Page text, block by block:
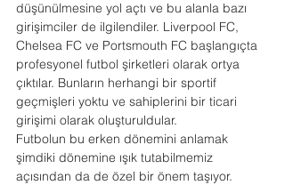
düşünülmesine yol açtı ve bu alanla bazı
girişimciler de ilgilendiler. Liverpool FC,
Chelsea FC ve Portsmouth FC başlangıçta
profesyonel futbol şirketleri olarak ortya
çıktılar. Bunların herhangi bir sportif
geçmişleri yoktu ve sahiplerini bir ticari
girişimi olarak oluşturuldular.
Futbolun bu erken dönemini anlamak
şimdiki dönemine ışık tutabilmemiz
açısından da de özel bir önem taşıyor.